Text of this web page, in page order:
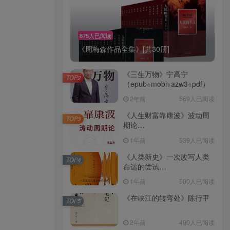
875人已阅读
《周梅森作品全集》[共30册]
《三生万物》宁高宁
（epub+mobi+azw3+pdf）
2年前 569人已阅读
TOP2
《人生财富靠康波》波动周
期论
1年前 539人已阅读
TOP3
《人类新史》一次改写人类
命运的尝试
1年前 500人已阅读
TOP4
《在峡江的转弯处》陈行甲
2年前 490人已阅读
TOP5